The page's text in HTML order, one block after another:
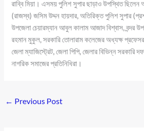
রাব্বি মিয়া। এসময় পুলিশ সুপার ছাড়াও উপস্থিত
(রাজস্ব) জসিম উদ্দন হায়দার, অতিরিক্ত পুলিশ সুপার
উপজেলা চেয়ারম্যান আবুল কালাম আজাদ বিশ্বাস, বন্দর
রহমান মুকুল, সরকারি তোলারাম কলেজের অধ্যক্ষ প্রফেসর
জেলা ম্যাজিস্ট্রেট, জেলা পিপি, জেলার বিভিন্ন সরকারি
নাগরিক সমাজের প্রতিনিধিরা।
← Previous Post